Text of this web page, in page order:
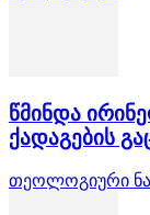
წმინდა
ქადაგების
თეოლოგიური